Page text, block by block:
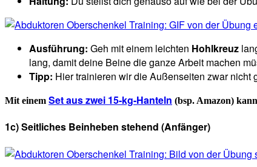
Ausführung: Geh mit einem leichten Hohlkreuz
lang, damit deine Beine die ganze Arbeit machen
Tipp: Hier trainieren wir die Außenseiten zwar
Mit einem Set aus zwei 15-kg-Hanteln (bsp. Amazon)
1c) Seitliches Beinheben stehend (Anfänger)